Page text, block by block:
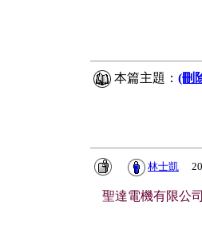
本篇主題： (刪
林士凱
聖達電機有限公